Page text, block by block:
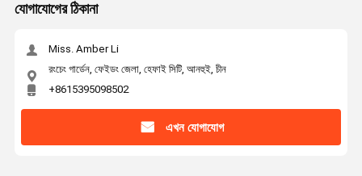
যোগাযোগের ঠিকানা
Miss. Amber Li
রংচেং গার্ডেন, ফেইডং জেলা, হেফাই সিটি, আনহুই, চীন
+8615395098502
এখন যোগাযোগ